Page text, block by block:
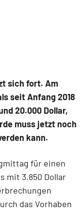
sich fort. Am
seit Anfang 2018
20.000 Dollar,
muss jetzt noch
kann.
für einen
mit 3.850 Dollar
das Vorhaben